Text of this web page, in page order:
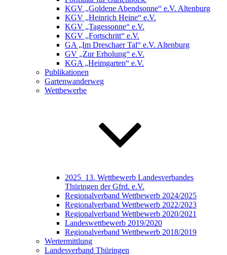
KGV „Goldene Abendsonne“ e.V. Altenburg
KGV „Heinrich Heine“ e.V.
KGV „Tagessonne“ e.V.
KGV „Fortschritt“ e.V.
GA „Im Dreschaer Tal“ e.V. Altenburg
GV „Zur Erholung“ e.V.
KGA „Heimgarten“ e.V.
Publikationen
Gartenwanderweg
Wettbewerbe
2025_13. Wettbewerb Landesverbandes
Thüringen der Gfrd. e.V.
Regionalverband Wettbewerb 2024/2025
Regionalverband Wettbewerb 2022/2023
Regionalverband Wettbewerb 2020/2021
Landeswettbewerb 2019/2020
Regionalverband Wettbewerb 2018/2019
Wertermittlung
Landesverband Thüringen